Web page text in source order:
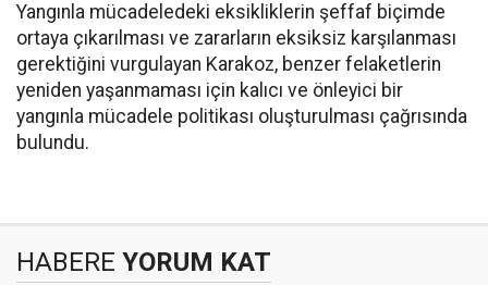
Yangınla mücadeledeki eksikliklerin şeffaf biçimde
ortaya çıkarılması ve zararların eksiksiz karşılanması
gerektiğini vurgulayan Karakoz, benzer felaketlerin
yeniden yaşanmaması için kalıcı ve önleyici bir
yangınla mücadele politikası oluşturulması çağrısında
bulundu.
HABERE YORUM KAT